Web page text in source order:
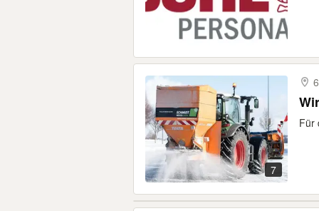
7
Für